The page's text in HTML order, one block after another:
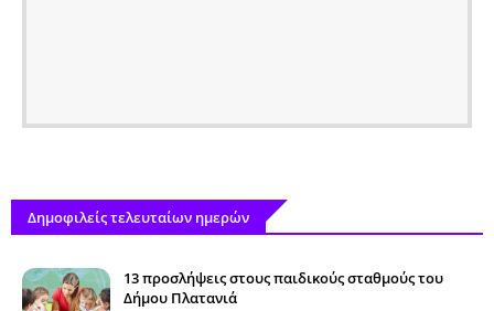
Δημοφιλείς τελευταίων ημερών
13 προσλήψεις στους παιδικούς σταθμούς του
Δήμου Πλατανιά